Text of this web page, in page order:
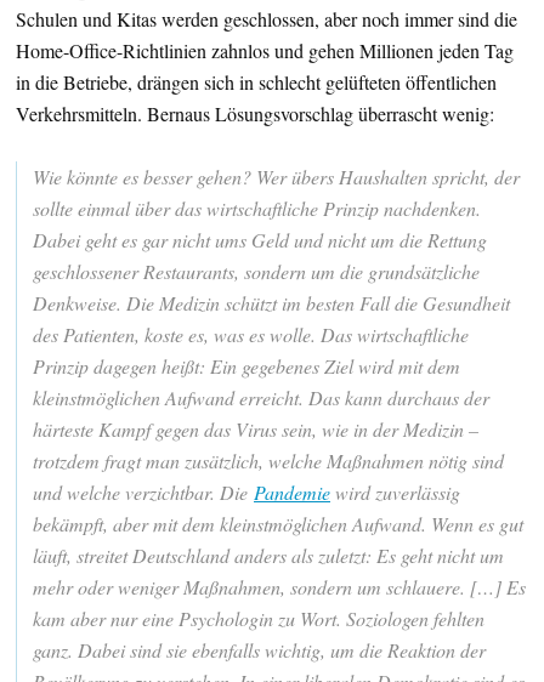
Schulen und Kitas werden geschlossen, aber noch immer sind die
Home-Office-Richtlinien zahnlos und gehen Millionen jeden Tag
in die Betriebe, drängen sich in schlecht gelüfteten öffentlichen
Verkehrsmitteln. Bernaus Lösungsvorschlag überrascht wenig:
Wie könnte es besser gehen? Wer übers Haushalten spricht, der
sollte einmal über das wirtschaftliche Prinzip nachdenken.
Dabei geht es gar nicht ums Geld und nicht um die Rettung
geschlossener Restaurants, sondern um die grundsätzliche
Denkweise. Die Medizin schützt im besten Fall die Gesundheit
des Patienten, koste es, was es wolle. Das wirtschaftliche
Prinzip dagegen heißt: Ein gegebenes Ziel wird mit dem
kleinstmöglichen Aufwand erreicht. Das kann durchaus der
härteste Kampf gegen das Virus sein, wie in der Medizin –
trotzdem fragt man zusätzlich, welche Maßnahmen nötig sind
und welche verzichtbar. Die Pandemiewird zuverlässig
bekämpft, aber mit dem kleinstmöglichen Aufwand. Wenn es gut
läuft, streitet Deutschland anders als zuletzt: Es geht nicht um
mehr oder weniger Maßnahmen, sondern um schlauere. […] Es
kam aber nur eine Psychologin zu Wort. Soziologen fehlten
ganz. Dabei sind sie ebenfalls wichtig, um die Reaktion der